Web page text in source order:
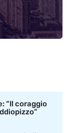
“Il coraggio